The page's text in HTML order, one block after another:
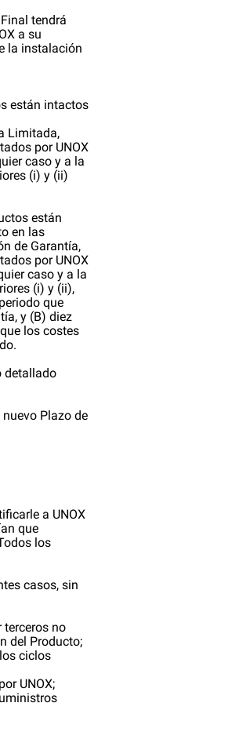
tendrá
a su
la instalación
están intactos
Limitada,
por UNOX
caso y a la
(i) y (ii)
están
en las
de Garantía,
por UNOX
caso y a la
(i) y (ii),
que
y (B) diez
los costes
detallado
Plazo de
a UNOX
que
los
casos, sin
no
del Producto;
ciclos
UNOX;